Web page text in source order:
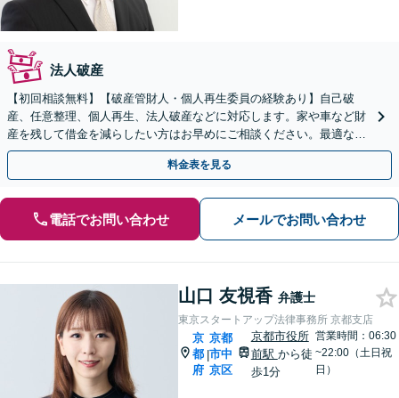
法人破産
【初回相談無料】【破産管財人・個人再生委員の経験あり】自己破
産、任意整理、個人再生、法人破産などに対応します。家や車など財
産を残して借金を減らしたい方はお早めにご相談ください。最適な解
決手段をご提案します。
料金表を見る
電話でお問い合わせ メールでお問い合わせ
山口 友視香 弁護士
東京スタートアップ法律事務所 京都支店
京
都
府
|
京都
市中
京区
京都市役所
前駅 から徒
歩1分
営業時間：06:30
~22:00（土日祝
日）